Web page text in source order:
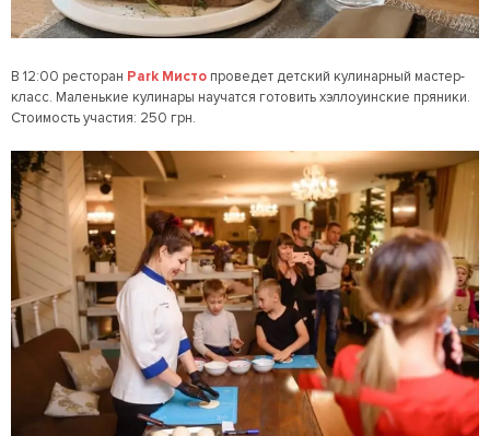
В 12:00 ресторан Park Мисто проведет детский кулинарный мастер-
класс. Маленькие кулинары научатся готовить хэллоуинские пряники.
Стоимость участия: 250 грн.